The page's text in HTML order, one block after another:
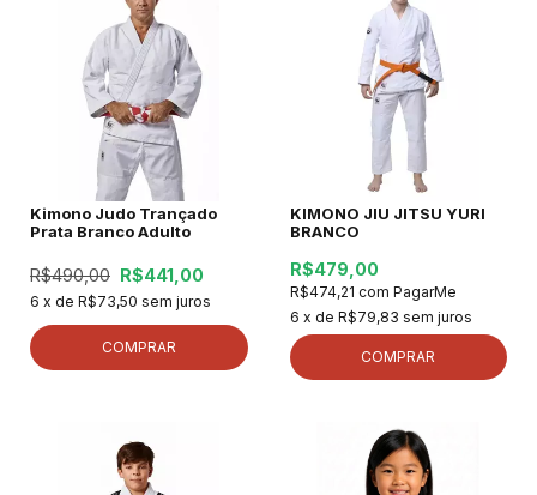
Kimono Judo Trançado
Prata Branco Adulto
R$490,00 R$441,00
6 x de R$73,50 sem juros
COMPRAR
KIMONO JIU JITSU YURI
BRANCO
R$479,00
R$474,21 com PagarMe
6 x de R$79,83 sem juros
COMPRAR